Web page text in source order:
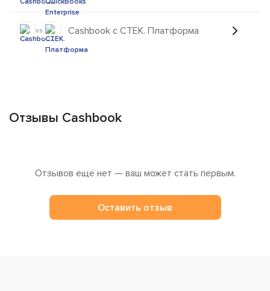
vs Cashbook с СТЕК. Платформа
Отзывы Cashbook
Отзывов ещё нет — ваш может стать первым.
Оставить отзыв